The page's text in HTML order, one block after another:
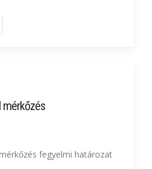
mérkőzés
fegyelmi határozat